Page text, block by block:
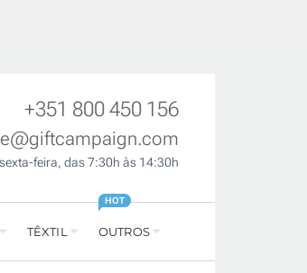
+351 800 450 156
feira, das 7:30h às 14:30h
TÊXTIL OUTROS
HOT